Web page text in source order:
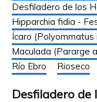
Desfiladero de los
Hipparchia fidia -
Ícaro (Polyommatus
Maculada (Pararge
Río Ebro
Rioseco
Desfiladero de